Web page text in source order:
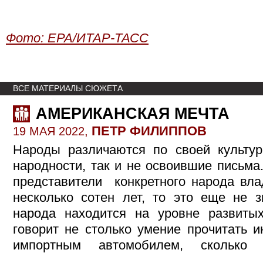
Фото: EPA/ИТАР-ТАСС
ВСЕ МАТЕРИАЛЫ СЮЖЕТА
АМЕРИКАНСКАЯ МЕЧТА
19 МАЯ 2022, ПЕТР ФИЛИППОВ
Народы различаются по своей
народности, так и не освоившие
представители конкретного народа
несколько сотен лет, то это еще не
народа находится на уровне
говорит не столько умение прочитать
импортным автомобилем,